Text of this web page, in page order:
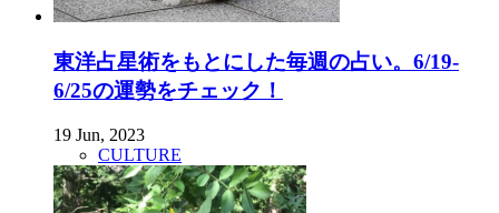
東洋占星術をもとにした毎週の占い。6/19-
6/25の運勢をチェック！
19 Jun, 2023
CULTURE